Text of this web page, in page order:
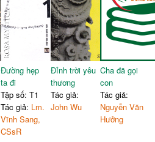
Đường hẹp
ta đi
Tập số: T1
Tác giả: Lm.
Vĩnh Sang,
CSsR
Đỉnh trời yêu
thương
Tác giả:
John Wu
Cha đã gọi
con
Tác giả:
Nguyễn Văn
Hưởng